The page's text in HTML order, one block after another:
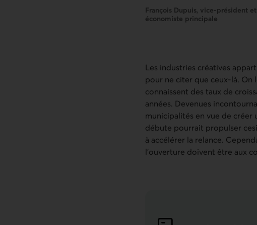
François Dupuis, vice-président
économiste principale
Les industries créatives
pour ne citer que ceux-là. On
connaissent des taux de
années. Devenues
municipalités en vue de
débute pourrait propulser
à accélérer la relance.
l’ouverture doivent être aux